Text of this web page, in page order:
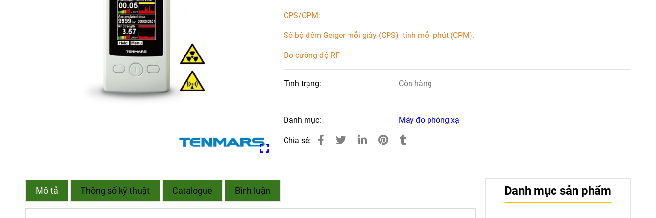
CPS/CPM:
Số bộ đếm Geiger mỗi giây (CPS) tính mỗi phút (CPM).
Đo cường độ RF
Tình trạng: Còn hàng
Danh mục: Máy đo phóng xạ
Chia sẻ:
Mô tả Thông số kỹ thuật Catalogue Bình luận Danh mục sản phẩm